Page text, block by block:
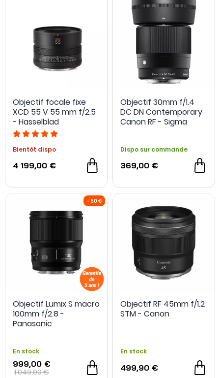
cinéma numérique . Montures, formats
de capteurs et usages diffèrent, mais chaque modèle
conserve un angle de vue autour duquel se construit
l’image.
Objectif focale fixe
XCD 55 V 55 mm f/2.5
- Hasselblad
Bientôt dispo
4 199,00 €
Objectif 30mm f/1.4
DC DN Contemporary
Canon RF - Sigma
Dispo sur commande
369,00 €
Objectif Lumix S macro
100mm f/2.8 -
Panasonic
En stock
999,00 €
1 049,00 €
Objectif RF 45mm f/1.2
STM - Canon
En stock
499,90 €